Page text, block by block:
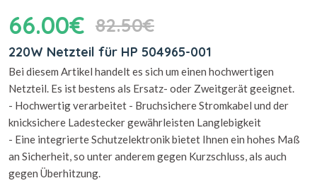
66.00€ 82.50€
220W Netzteil für HP 504965-001
Bei diesem Artikel handelt es sich um einen hochwertigen
Netzteil. Es ist bestens als Ersatz- oder Zweitgerät geeignet.
- Hochwertig verarbeitet - Bruchsichere Stromkabel und der
knicksichere Ladestecker gewährleisten Langlebigkeit
- Eine integrierte Schutzelektronik bietet Ihnen ein hohes Maß
an Sicherheit, so unter anderem gegen Kurzschluss, als auch
gegen Überhitzung.